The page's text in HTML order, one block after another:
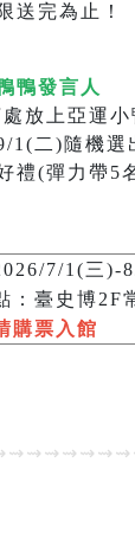
送完為止！
鴨發言人
處放上亞運
1(二)隨機
禮(彈力帶5
7/1(三)-
：臺史博2F
購票入館